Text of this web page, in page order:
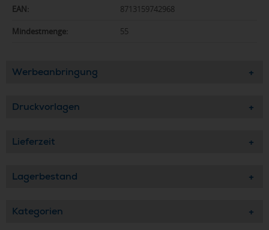
EAN: 8713159742968
Mindestmenge: 55
Werbeanbringung
Druckvorlagen
Lieferzeit
Lagerbestand
Kategorien